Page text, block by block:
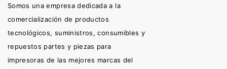
Somos una empresa dedicada a la
comercialización de productos
tecnológicos, suministros, consumibles y
repuestos partes y piezas para
impresoras de las mejores marcas del